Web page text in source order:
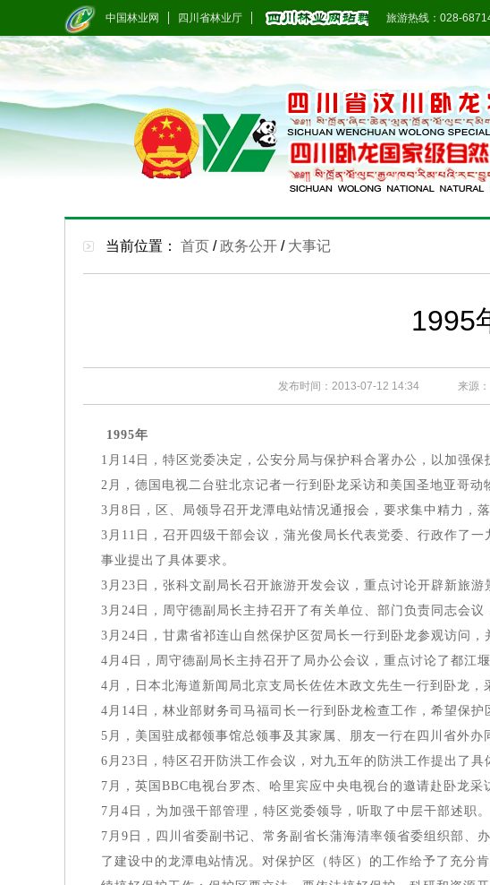
中国林业网 四川省林业厅 旅游热线：028-
当前位置： 首页 /政务公开 / 大事记
1995
发布时间：2013-07-12 14:34 来源：
1995年
1月14日，特区党委决定，公安分局与保护科合署办公，以加强保
2月，德国电视二台驻北京记者一行到卧龙采访和美国圣地亚哥动
3月8日，区、局领导召开龙潭电站情况通报会，要求集中精力，
3月11日，召开四级干部会议，蒲光俊局长代表党委、行政作了
事业提出了具体要求。
3月23日，张科文副局长召开旅游开发会议，重点讨论开辟新旅游
3月24日，周守德副局长主持召开了有关单位、部门负责同志会
3月24日，甘肃省祁连山自然保护区贺局长一行到卧龙参观访问，
4月4日，周守德副局长主持召开了局办公会议，重点讨论了都江
4月，日本北海道新闻局北京支局长佐佐木政文先生一行到卧龙，
4月14日，林业部财务司马福司长一行到卧龙检查工作，希望保
5月，美国驻成都领事馆总领事及其家属、朋友一行在四川省外办
6月23日，特区召开防洪工作会议，对九五年的防洪工作提出了具
7月，英国BBC电视台罗杰、哈里宾应中央电视台的邀请赴卧龙采
7月4日，为加强干部管理，特区党委领导，听取了中层干部述职。
7月9日，四川省委副书记、常务副省长蒲海清率领省委组织部、
了建设中的龙潭电站情况。对保护区（特区）的工作给予了充分